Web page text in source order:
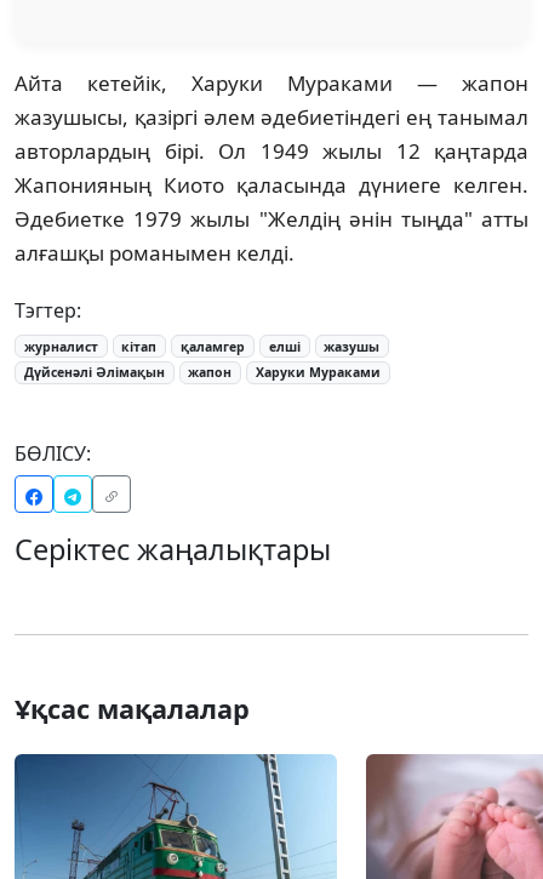
Айта кетейік, Харуки Мураками — жапон
жазушысы, қазіргі әлем әдебиетіндегі ең танымал
авторлардың бірі. Ол 1949 жылы 12 қаңтарда
Жапонияның Киото қаласында дүниеге келген.
Әдебиетке 1979 жылы "Желдің әнін тыңда" атты
алғашқы романымен келді.
Тэгтер:
журналист кітап қаламгер елші
жазушы
Дүйсенәлі Әлімақын
жапон Харуки Мураками
БӨЛІСУ:
Серіктес жаңалықтары
Ұқсас мақалалар